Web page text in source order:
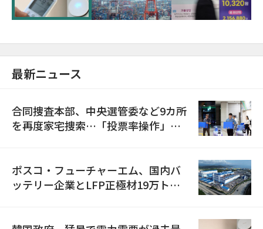
最新ニュース
合同捜査本部、中央選管委など9カ所
を再度家宅捜索…「投票率操作」の
ポスコ・フューチャーエム、国内バ
ッテリー企業とLFP正極材19万トン